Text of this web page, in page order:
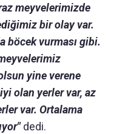
meyvelerimizde
bir olay var.
böcek vurması gibi.
yine verene
olan yerler var, az
var. Ortalama
dedi.